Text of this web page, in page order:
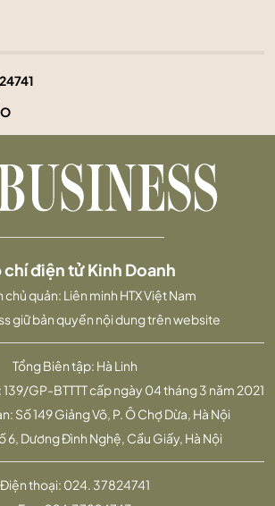
Tổng Biên tập: Hà Linh
GP-BTTTT cấp ngày 04 tháng 3 năm 2021
Số 149 Giảng Võ, P. Ô Chợ Dừa, Hà Nội
6, Dương Đình Nghệ, Cầu Giấy, Hà Nội
chí điện tử Kinh Doanh
chủ quản: Liên minh HTX Việt Nam
giữ bản quyền nội dung trên website
Điện thoại: 024. 37824741